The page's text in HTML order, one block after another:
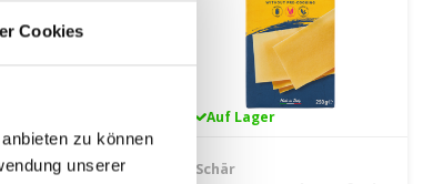
Cookies
zu können
unserer
Auf Lager
Schär